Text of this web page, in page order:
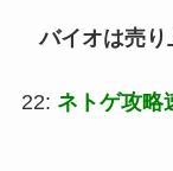
バイオは売
22: ネトゲ攻略